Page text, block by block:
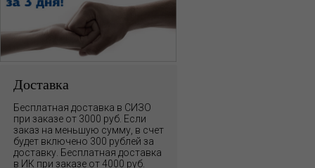
Доставка
Бесплатная доставка в СИЗО
при заказе от 3000 руб. Если
заказ на меньшую сумму, в счет
будет включено 300 рублей за
доставку. Бесплатная доставка
в ИК при заказе от 4000 руб.